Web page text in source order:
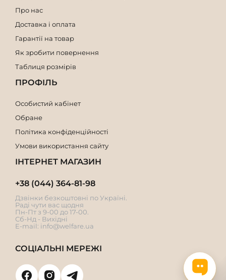
Про нас
Доставка і оплата
Гарантії на товар
Як зробити повернення
Таблиця розмірів
ПРОФІЛЬ
Особистий кабінет
Обране
Політика конфіденційності
Умови використання сайту
ІНТЕРНЕТ МАГАЗИН
+38 (044) 364-81-98
Дзвінки безкоштовні по Україні.
Раді чути вас щодня
Пн-Пт з 9-00 до 17-00.
Сб-Нд - Вихідні
E-mail: info@welfare.ua
СОЦІАЛЬНІ МЕРЕЖІ